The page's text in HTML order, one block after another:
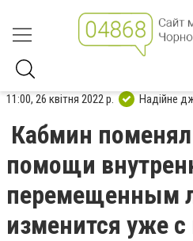
11:00, 26 квітня 2022 р. Надійне
Кабмин
помощи
перемещенным
изменится уже с